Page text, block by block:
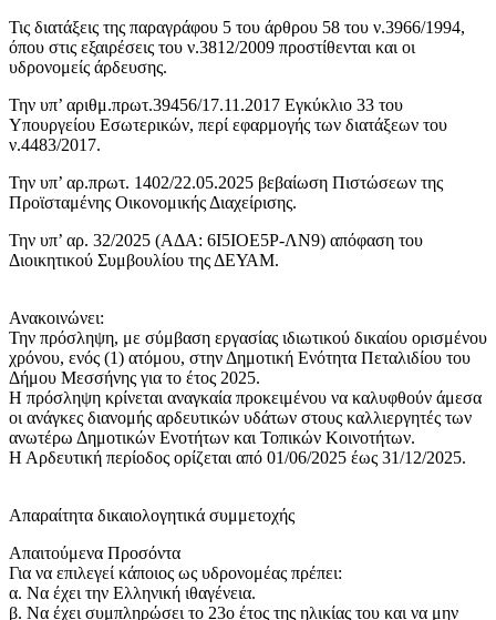
Τις διατάξεις της παραγράφου 5 του άρθρου 58 του ν.3966/1994,
όπου στις εξαιρέσεις του ν.3812/2009 προστίθενται και οι
υδρονομείς άρδευσης.
Την υπ’ αριθμ.πρωτ.39456/17.11.2017 Εγκύκλιο 33 του
Υπουργείου Εσωτερικών, περί εφαρμογής των διατάξεων του
ν.4483/2017.
Την υπ’ αρ.πρωτ. 1402/22.05.2025 βεβαίωση Πιστώσεων της
Προϊσταμένης Οικονομικής Διαχείρισης.
Την υπ’ αρ. 32/2025 (ΑΔΑ: 6Ι5ΙΟΕ5Ρ-ΛΝ9) απόφαση του
Διοικητικού Συμβουλίου της ΔΕΥΑΜ.
Ανακοινώνει:
Την πρόσληψη, με σύμβαση εργασίας ιδιωτικού δικαίου ορισμένου
χρόνου, ενός (1) ατόμου, στην Δημοτική Ενότητα Πεταλιδίου του
Δήμου Μεσσήνης για το έτος 2025.
Η πρόσληψη κρίνεται αναγκαία προκειμένου να καλυφθούν άμεσα
οι ανάγκες διανομής αρδευτικών υδάτων στους καλλιεργητές των
ανωτέρω Δημοτικών Ενοτήτων και Τοπικών Κοινοτήτων.
Η Αρδευτική περίοδος ορίζεται από 01/06/2025 έως 31/12/2025.
Απαραίτητα δικαιολογητικά συμμετοχής
Απαιτούμενα Προσόντα
Για να επιλεγεί κάποιος ως υδρονομέας πρέπει:
α. Να έχει την Ελληνική ιθαγένεια.
β. Να έχει συμπληρώσει το 23ο έτος της ηλικίας του και να μην